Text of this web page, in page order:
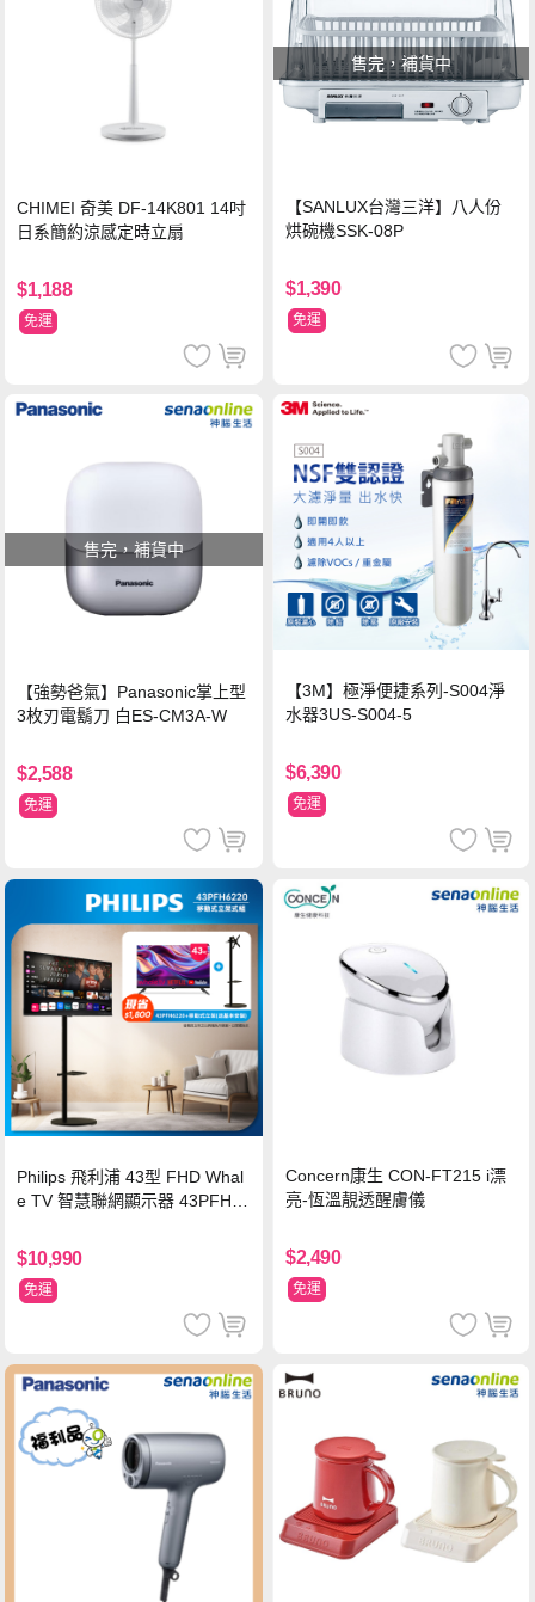
CHIMEI 奇美 DF-14K801 14吋
日系簡約涼感定時立扇
$1,188
免運
售完，補貨中
【SANLUX台灣三洋】八人份
烘碗機SSK-08P
$1,390
免運
售完，補貨中
【強勢爸氣】Panasonic掌上型
3枚刃電鬍刀 白ES-CM3A-W
$2,588
免運
【3M】極淨便捷系列-S004淨
水器3US-S004-5
$6,390
免運
Philips 飛利浦 43型 FHD Whal
e TV 智慧聯網顯示器 43PFH6
$10,990
免運
Concern康生 CON-FT215 i漂
亮-恆溫靚透醒膚儀
$2,490
免運